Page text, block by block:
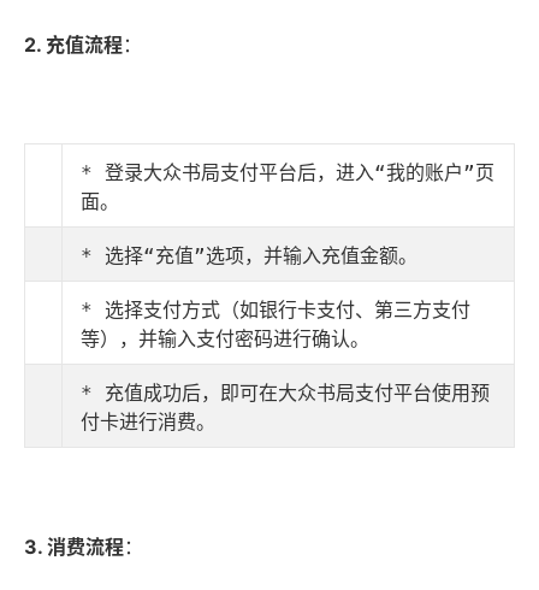
2. 充值流程：
* 登录大众书局支付平台后，进入“我的账户”页
面。
* 选择“充值”选项，并输入充值金额。
* 选择支付方式（如银行卡支付、第三方支付
等），并输入支付密码进行确认。
* 充值成功后，即可在大众书局支付平台使用预
付卡进行消费。
3. 消费流程：